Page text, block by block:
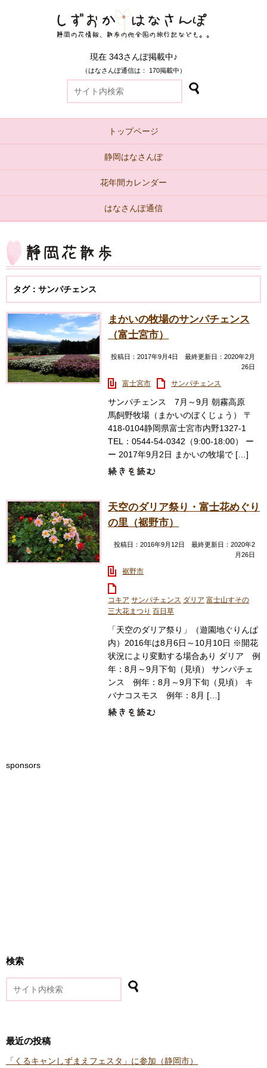
現在 343さんぽ掲載中♪
（はなさんぽ通信は： 170掲載中）
トップページ
静岡はなさんぽ
花年間カレンダー
はなさんぽ通信
タグ：サンパチェンス
まかいの牧場のサンパチェンス
（富士宮市）
投稿日：2017年9月4日 最終更新日：2020年2月
26日
富士宮市 サンパチェンス
サンパチェンス 7月～9月 朝霧高原
馬飼野牧場（まかいのぼくじょう） 〒
418-0104静岡県富士宮市内野1327-1
TEL：0544-54-0342（9:00-18:00） ー
ー 2017年9月2日 まかいの牧場で […]
天空のダリア祭り・富士花めぐり
の里（裾野市）
投稿日：2016年9月12日 最終更新日：2020年2
月26日
裾野市
コキア サンパチェンス ダリア 富士山すその
三大花まつり 百日草
「天空のダリア祭り」（遊園地ぐりんぱ
内）2016年は8月6日～10月10日 ※開花
状況により変動する場合あり ダリア 例
年：8月～9月下旬（見頃） サンパチェ
ンス 例年：8月～9月下旬（見頃） キ
バナコスモス 例年：8月 […]
sponsors
検索
最近の投稿
「くるキャンしずまえフェスタ」に参加（静岡市）